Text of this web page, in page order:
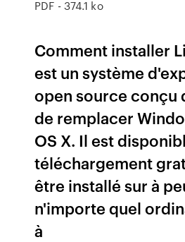
PDF - 374.1 ko
Comment installer
est un système
open source conçu
de remplacer
OS X. Il est
téléchargement
être installé sur à
n'importe quel
à